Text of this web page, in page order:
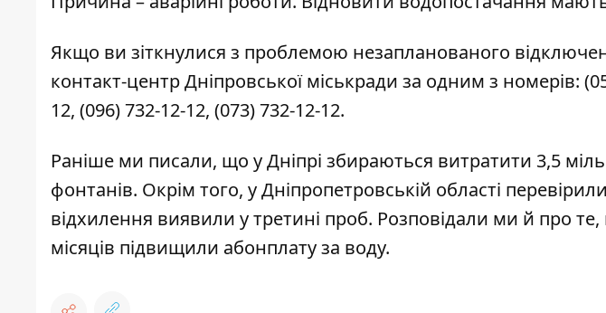
Якщо ви зіткнулися з проблемою незапланованого
контакт-центр Дніпровської міськради за одним з номерів:
12, (096) 732-12-12, (073) 732-12-12.
Раніше ми писали, що у Дніпрі збираються витратити 3,5
фонтанів. Окрім того, у Дніпропетровській області
відхилення виявили у третині проб. Розповідали ми й про те,
місяців підвищили абонплату за воду.